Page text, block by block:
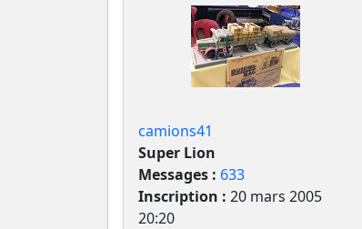
camions41
Super Lion
Messages : 633
Inscription : 20 mars 2005
20:20